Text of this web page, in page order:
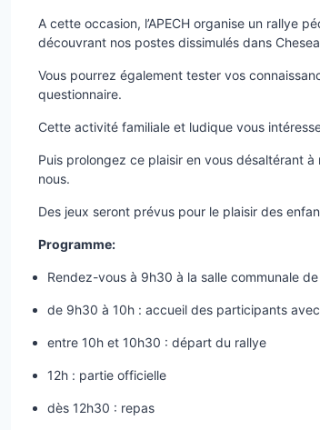
A cette occasion, l’APECH organise un rallye
découvrant nos postes dissimulés dans
Vous pourrez également tester vos
questionnaire.
Cette activité familiale et ludique vous
Puis prolongez ce plaisir en vous désaltérant
nous.
Des jeux seront prévus pour le plaisir des
Programme:
Rendez-vous à 9h30 à la salle communale
de 9h30 à 10h : accueil des participants
entre 10h et 10h30 : départ du rallye
12h : partie officielle
dès 12h30 : repas